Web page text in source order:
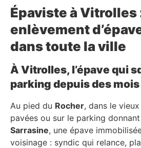
Épaviste à Vitrolles
enlèvement
dans toute la ville
À Vitrolles, l’épave qui
parking depuis des mois
Au pied du Rocher, dans le
pavées ou sur le parking
Sarrasine, une épave
voisinage : syndic qui relance,